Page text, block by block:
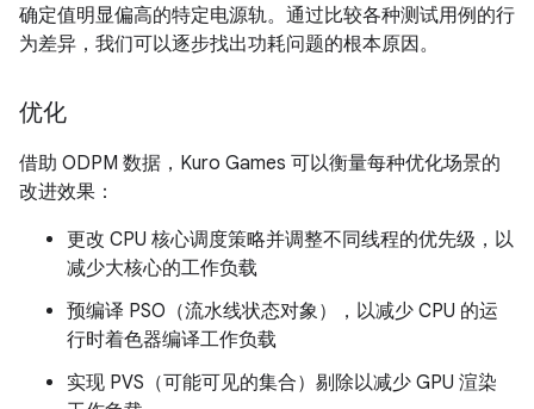
确定值明显偏高的特定电源轨。通过比较各种测试用例的行
为差异，我们可以逐步找出功耗问题的根本原因。
优化
借助 ODPM 数据，Kuro Games 可以衡量每种优化场景的
改进效果：
更改 CPU 核心调度策略并调整不同线程的优先级，以
减少大核心的工作负载
预编译 PSO（流水线状态对象），以减少 CPU 的运
行时着色器编译工作负载
实现 PVS（可能可见的集合）剔除以减少 GPU 渲染